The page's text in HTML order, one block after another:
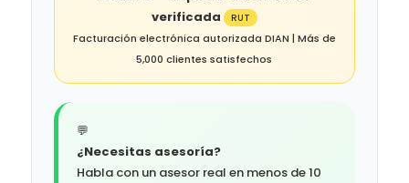
verificada
RUT
Facturación electrónica autorizada DIAN | Más de
5,000 clientes satisfechos
💬
¿Necesitas asesoría?
Habla con un asesor real en menos de 10